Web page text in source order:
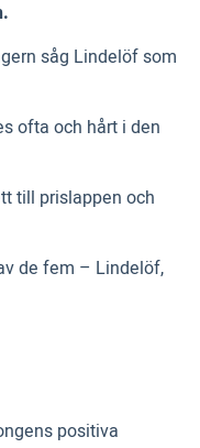
såg Lindelöf som
ofta och hårt i den
till prislappen och
de fem – Lindelöf,
positiva